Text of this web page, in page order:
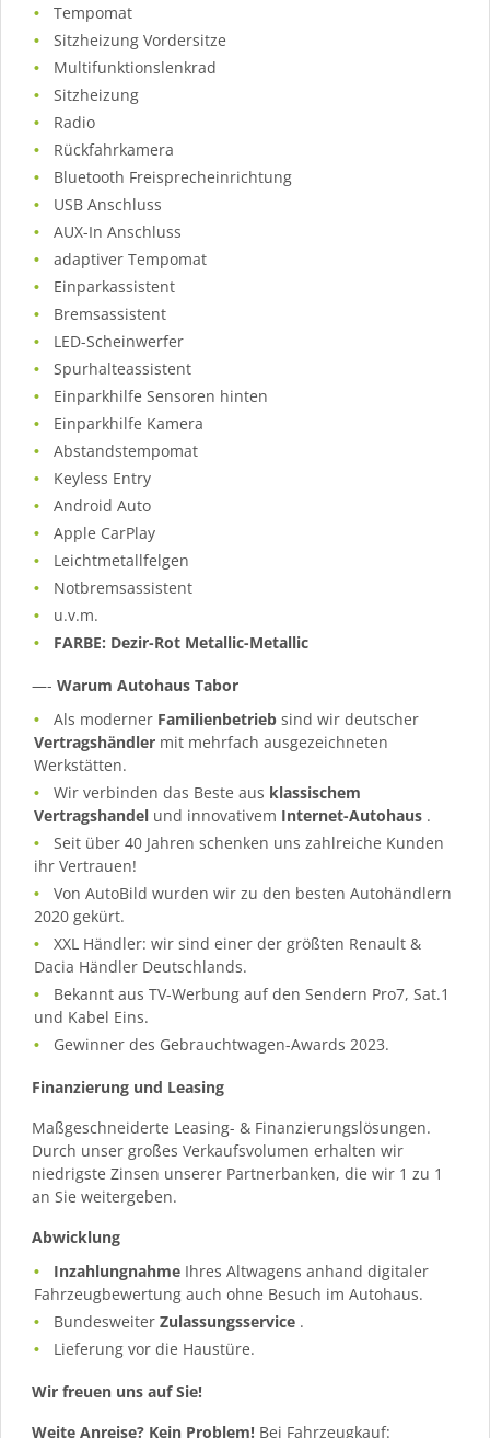
Tempomat
Sitzheizung Vordersitze
Multifunktionslenkrad
Sitzheizung
Radio
Rückfahrkamera
Bluetooth Freisprecheinrichtung
USB Anschluss
AUX-In Anschluss
adaptiver Tempomat
Einparkassistent
Bremsassistent
LED-Scheinwerfer
Spurhalteassistent
Einparkhilfe Sensoren hinten
Einparkhilfe Kamera
Abstandstempomat
Keyless Entry
Android Auto
Apple CarPlay
Leichtmetallfelgen
Notbremsassistent
u.v.m.
FARBE: Dezir-Rot Metallic-Metallic
—- Warum Autohaus Tabor
Als moderner Familienbetrieb sind wir deutscher
Vertragshändler mit mehrfach ausgezeichneten
Werkstätten.
Wir verbinden das Beste aus klassischem
Vertragshandel und innovativem Internet-Autohaus .
Seit über 40 Jahren schenken uns zahlreiche Kunden
ihr Vertrauen!
Von AutoBild wurden wir zu den besten Autohändlern
2020 gekürt.
XXL Händler: wir sind einer der größten Renault &
Dacia Händler Deutschlands.
Bekannt aus TV-Werbung auf den Sendern Pro7, Sat.1
und Kabel Eins.
Gewinner des Gebrauchtwagen-Awards 2023.
Finanzierung und Leasing
Maßgeschneiderte Leasing- & Finanzierungslösungen.
Durch unser großes Verkaufsvolumen erhalten wir
niedrigste Zinsen unserer Partnerbanken, die wir 1 zu 1
an Sie weitergeben.
Abwicklung
Inzahlungnahme Ihres Altwagens anhand digitaler
Fahrzeugbewertung auch ohne Besuch im Autohaus.
BundesweiterZulassungsservice .
Lieferung vor die Haustüre.
Wir freuen uns auf Sie!
Weite Anreise? Kein Problem! Bei Fahrzeugkauf: